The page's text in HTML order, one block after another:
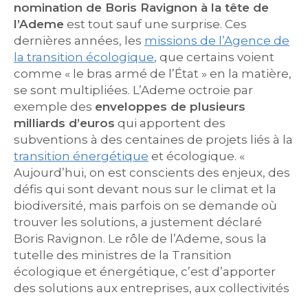
nomination de Boris Ravignon à la tête de
l’Ademe est tout sauf une surprise. Ces
dernières années, les missions de l’Agence de
la transition écologique, que certains voient
comme « le bras armé de l’État » en la matière,
se sont multipliées. L’Ademe octroie par
exemple des enveloppes de plusieurs
milliards d’euros qui apportent des
subventions à des centaines de projets liés à la
transition énergétique et écologique. «
Aujourd’hui, on est conscients des enjeux, des
défis qui sont devant nous sur le climat et la
biodiversité, mais parfois on se demande où
trouver les solutions, a justement déclaré
Boris Ravignon. Le rôle de l’Ademe, sous la
tutelle des ministres de la Transition
écologique et énergétique, c’est d’apporter
des solutions aux entreprises, aux collectivités